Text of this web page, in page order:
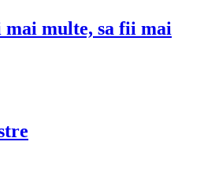
mai multe, sa fii mai